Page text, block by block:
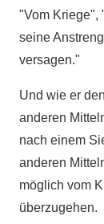
"Vom Kriege",
seine
versagen."
Und wie er
anderen
nach einem
anderen
möglich vom
überzugehen.